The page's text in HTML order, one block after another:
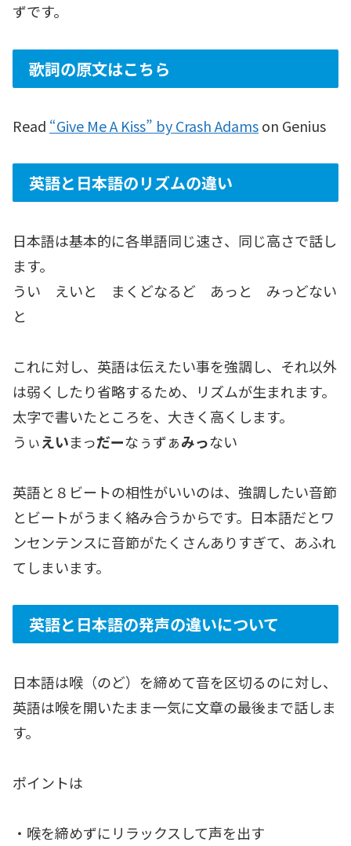
ずです。
歌詞の原文はこちら
Read “Give Me A Kiss” by Crash Adamson Genius
英語と日本語のリズムの違い
日本語は基本的に各単語同じ速さ、同じ高さで話し
ます。
うい えいと まくどなるど あっと みっどない
と
これに対し、英語は伝えたい事を強調し、それ以外
は弱くしたり省略するため、リズムが生まれます。
太字で書いたところを、大きく高くします。
うぃえいまっだーなぅずぁみっない
英語と８ビートの相性がいいのは、強調したい音節
とビートがうまく絡み合うからです。日本語だとワ
ンセンテンスに音節がたくさんありすぎて、あふれ
てしまいます。
英語と日本語の発声の違いについて
日本語は喉（のど）を締めて音を区切るのに対し、
英語は喉を開いたまま一気に文章の最後まで話しま
す。
ポイントは
・喉を締めずにリラックスして声を出す